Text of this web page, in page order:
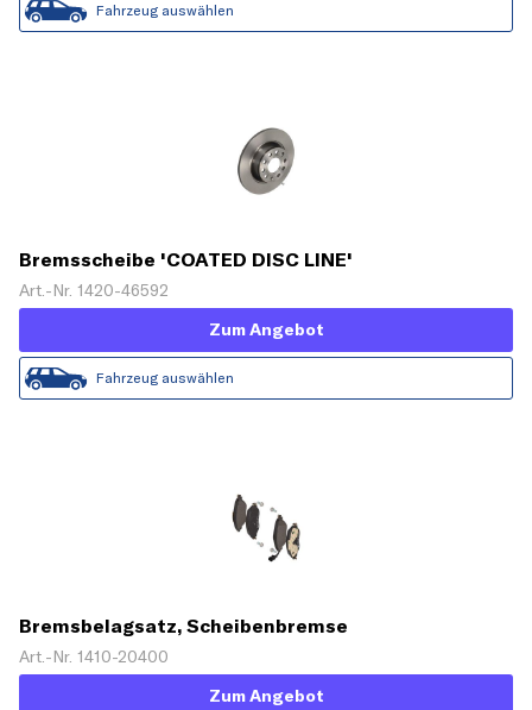
Fahrzeug auswählen
Bremsscheibe 'COATED DISC LINE'
Art.-Nr. 1420-46592
Zum Angebot
Fahrzeug auswählen
Bremsbelagsatz, Scheibenbremse
Art.-Nr. 1410-20400
Zum Angebot